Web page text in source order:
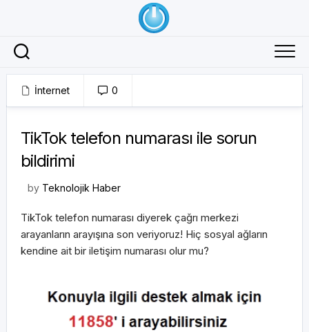
İnternet 0
TikTok telefon numarası ile sorun
bildirimi
by Teknolojik Haber
TikTok telefon numarası diyerek çağrı merkezi
arayanların arayışına son veriyoruz! Hiç sosyal ağların
kendine ait bir iletişim numarası olur mu?